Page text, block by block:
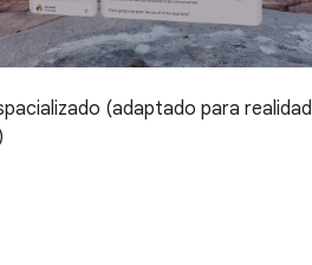
(adaptado para realidad